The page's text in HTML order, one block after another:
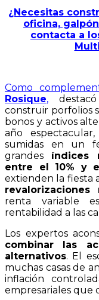
¿Necesitas
oficina,
contacta a
Como
Rosique,
construir porfolios
bonos y activos
año
sumidas en un
grandes índices
entre el 10% y
extienden la fiesta
renta variable
rentabilidad a las
Los expertos
combinar las
alternativos. El
muchas casas de
inflación
empresariales que